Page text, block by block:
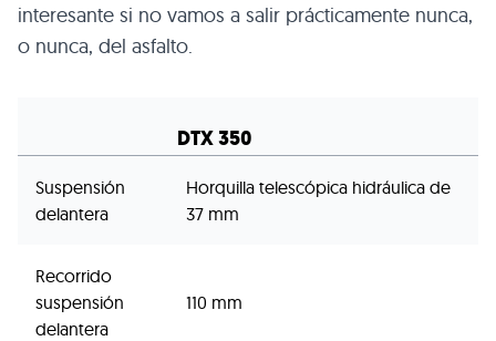
interesante si no vamos a salir prácticamente nunca,
o nunca, del asfalto.
DTX 350
Suspensión
delantera
Horquilla telescópica hidráulica de
37 mm
Recorrido
suspensión
delantera
110 mm